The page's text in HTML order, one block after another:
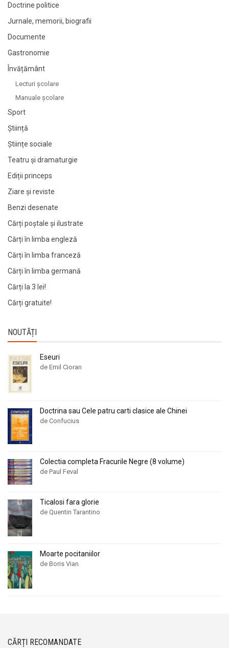
Doctrine politice
Jurnale, memorii, biografii
Documente
Gastronomie
Învățământ
Lecturi şcolare
Manuale şcolare
Sport
Știință
Științe sociale
Teatru și dramaturgie
Ediții princeps
Ziare şi reviste
Benzi desenate
Cărți poștale și ilustrate
Cărți în limba engleză
Cărți în limba franceză
Cărți în limba germană
Cărți la 3 lei!
Cărți gratuite!
NOUTĂȚI
Eseuri
de Emil Cioran
Doctrina sau Cele patru carti clasice ale Chinei
de Confucius
Colectia completa Fracurile Negre (8 volume)
de Paul Feval
Ticalosi fara glorie
de Quentin Tarantino
Moarte pocitaniilor
de Boris Vian
CĂRȚI RECOMANDATE